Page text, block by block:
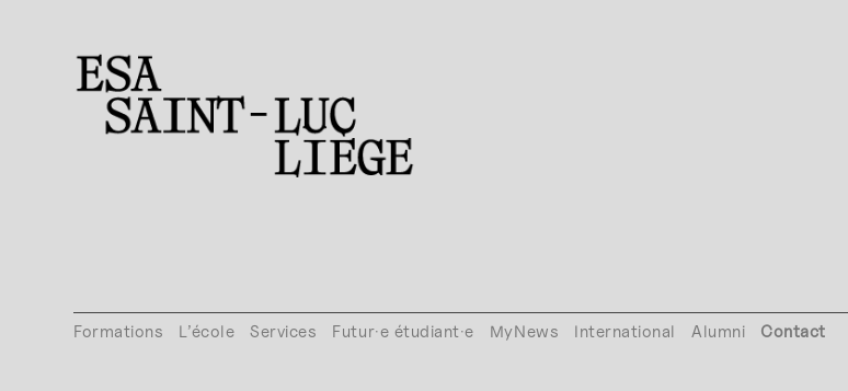
Formations L’école Services Futur·e étudiant·e MyNews International Alumni Contact